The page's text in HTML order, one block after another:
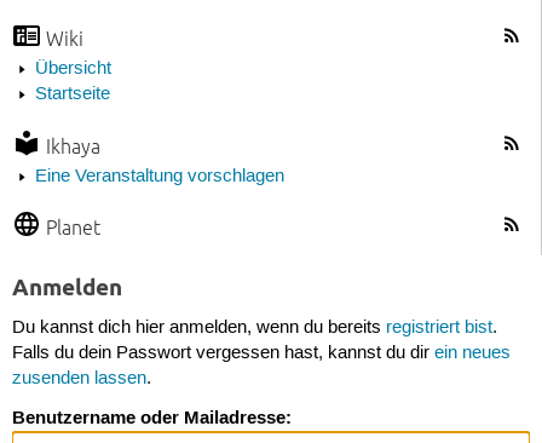
Wiki
Übersicht
Startseite
Ikhaya
Eine Veranstaltung vorschlagen
Planet
Anmelden
Du kannst dich hier anmelden, wenn du bereits registriert bist.
Falls du dein Passwort vergessen hast, kannst du dir ein neues
zusenden lassen.
Benutzername oder Mailadresse: